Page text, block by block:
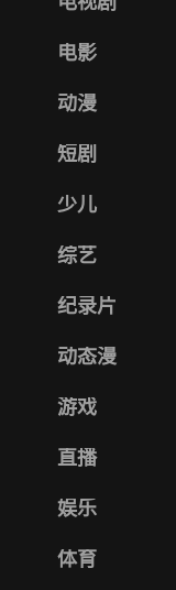
电影
动漫
短剧
少儿
综艺
纪录片
动态漫
游戏
直播
娱乐
体育